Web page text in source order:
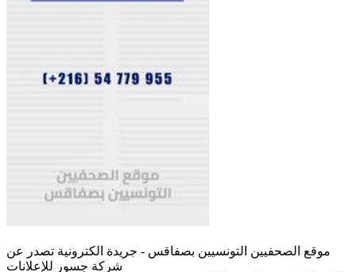
موقع الصحفيين التونسيين بصفاقس - جريدة الكترونية تصدر عن
شركة جسور للإعلانات